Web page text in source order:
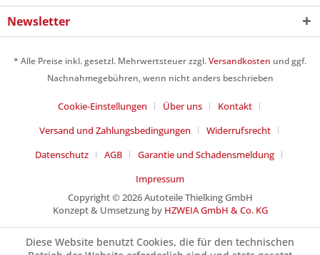
Newsletter
* Alle Preise inkl. gesetzl. Mehrwertsteuer zzgl.Versandkosten und ggf.
Nachnahmegebühren, wenn nicht anders beschrieben
Cookie-Einstellungen Über uns
Kontakt
Versand und Zahlungsbedingungen
Widerrufsrecht
Datenschutz
AGB
Garantie und Schadensmeldung
Impressum
Copyright © 2026 Autoteile Thielking GmbH
Konzept & Umsetzung by HZWEIA GmbH & Co. KG
Diese Website benutzt Cookies, die für den technischen